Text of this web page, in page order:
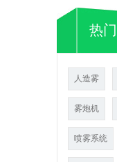
热
人造雾
雾炮机
喷雾系统